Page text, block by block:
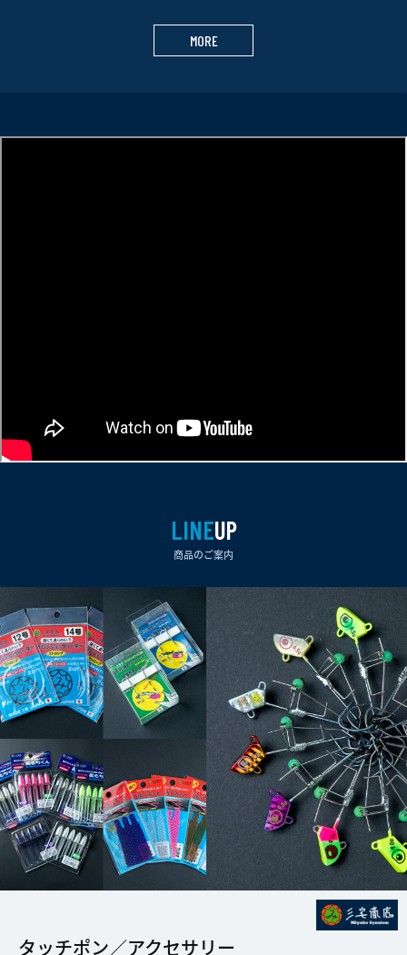
MORE
LINEUP
商品のご案内
タッチポン／アクセサリー